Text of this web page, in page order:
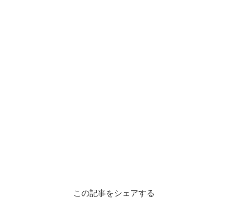
この記事をシェアする